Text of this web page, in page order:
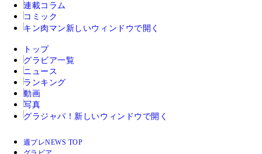
連載コラム
コミック
キン肉マン 新しいウィンドウで開く
トップ
グラビア一覧
ニュース
ランキング
動画
写真
グラジャパ！ 新しいウィンドウで開く
週プレNEWS TOP